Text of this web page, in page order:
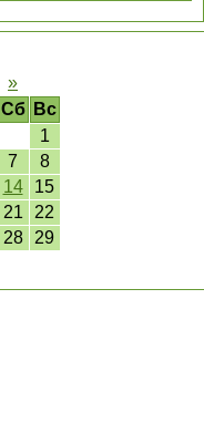
»
Сб
Вс
1
7
8
14
15
21
22
28
29